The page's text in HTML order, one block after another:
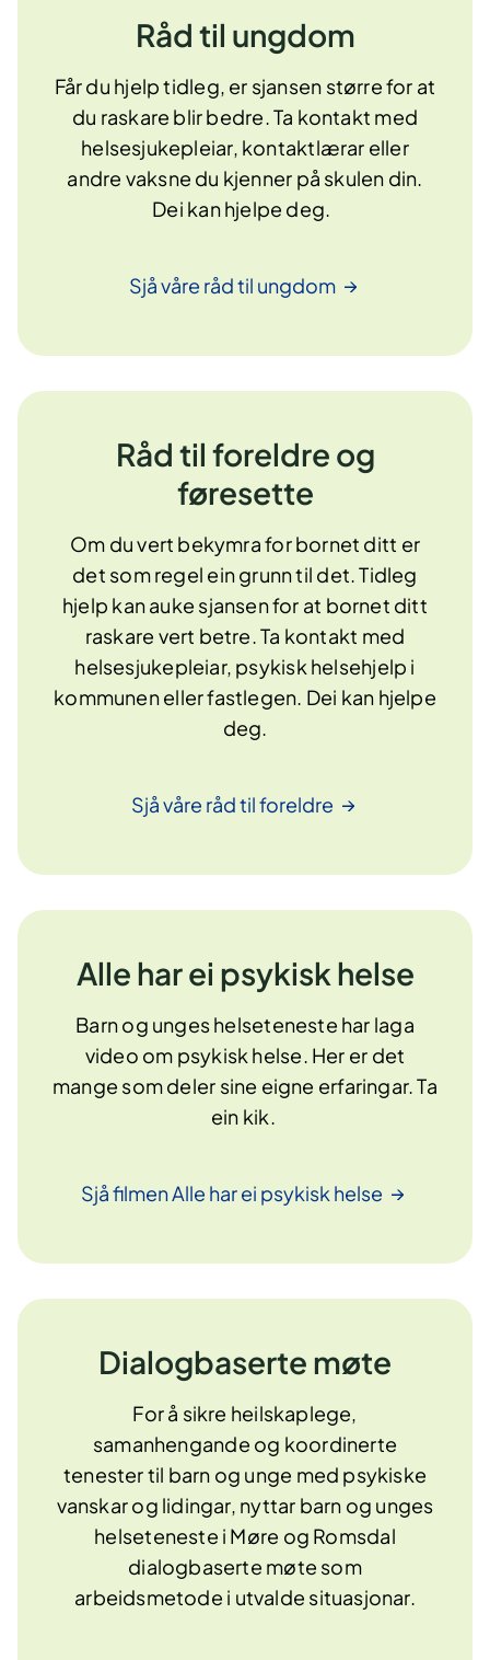
Råd til ungdom
Får du hjelp tidleg, er sjansen større for at
du raskare blir bedre. ​Ta kontakt med
helsesjukepleiar, kontaktlærar eller
andre vaksne du kjenner på skulen din.
Dei kan hjelpe deg.
Sjå våre råd til ungdom
Råd til foreldre og
føresette
Om du vert bekymra for bornet ditt er
det som regel ein grunn til det. Tidleg
hjelp kan auke sjansen for at bornet ditt
raskare vert betre. Ta kontakt med
helsesjukepleiar, psykisk helsehjelp i
kommunen eller fastlegen. Dei kan hjelpe
deg.
Sjå våre råd tilforeldre
Alle har ei psykisk helse
Barn og unges helseteneste har laga
video om psykisk helse. Her er det
mange som deler sine eigne erfaringar. Ta
ein kik.
Sjå filmen Alle har ei psykisk helse
Dialogbaserte møte
For å sikre heilskaplege,
samanhengande og koordinerte
tenester til barn og unge med psykiske
vanskar og lidingar, nyttar barn og unges
helseteneste i Møre og Romsdal
dialogbaserte møte som
arbeidsmetode i utvalde situasjonar.